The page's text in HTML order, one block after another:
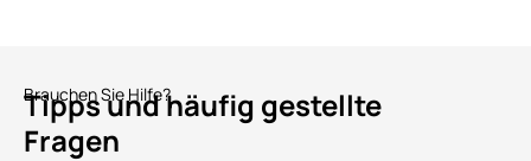
Brauchen Sie Hilfe?
Tipps und häufig gestellte
Fragen